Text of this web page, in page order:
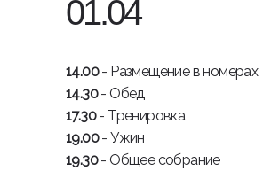
01.04
14.00- Размещение в номерах
14.30- Обед
17.30- Тренировка
19.00- Ужин
19.30- Общее собрание